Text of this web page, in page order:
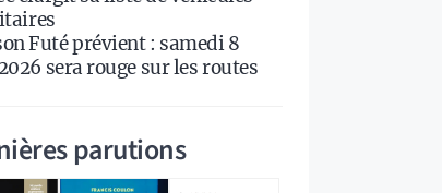
Futé prévient : samedi 8
sera rouge sur les routes
parutions